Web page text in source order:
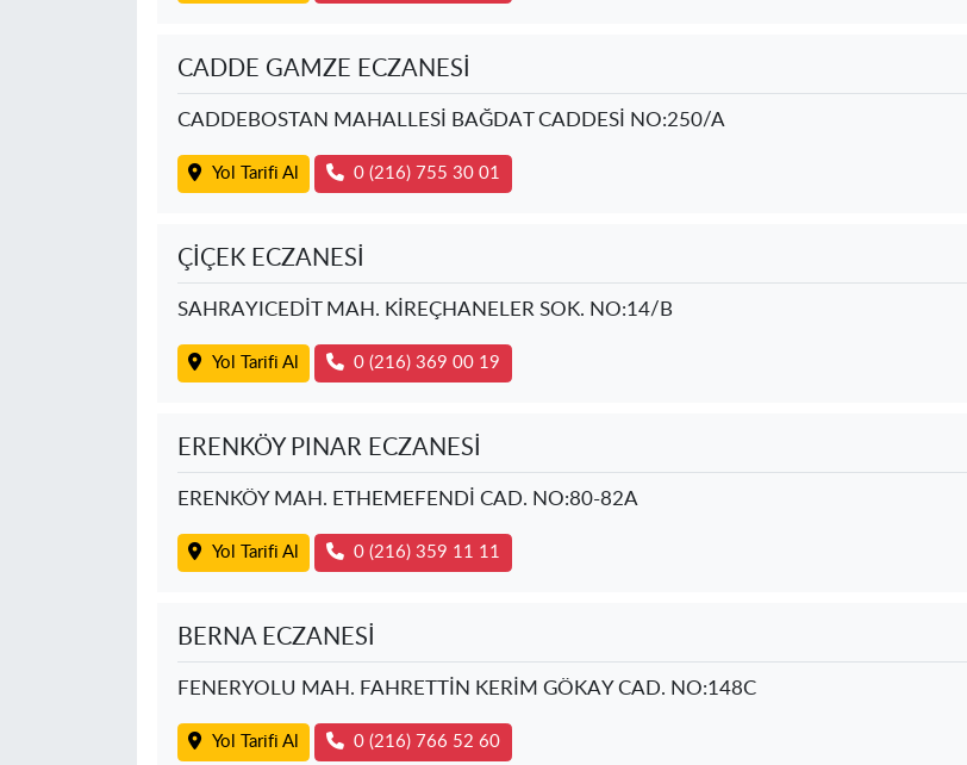
CADDE GAMZE ECZANESİ
CADDEBOSTAN MAHALLESİ BAĞDAT CADDESİ NO:250/A
Yol Tarifi Al 0 (216) 755 30 01
ÇİÇEK ECZANESİ
SAHRAYICEDİT MAH. KİREÇHANELER SOK. NO:14/B
Yol Tarifi Al 0 (216) 369 00 19
ERENKÖY PINAR ECZANESİ
ERENKÖY MAH. ETHEMEFENDİ CAD. NO:80-82A
Yol Tarifi Al 0 (216) 359 11 11
BERNA ECZANESİ
FENERYOLU MAH. FAHRETTİN KERİM GÖKAY CAD. NO:148C
Yol Tarifi Al 0 (216) 766 52 60